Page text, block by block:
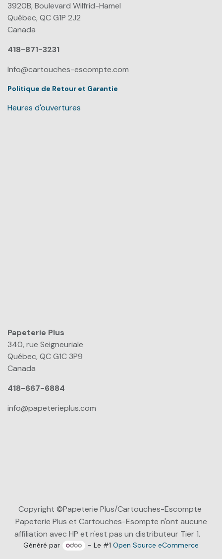
3920B, Boulevard Wilfrid-Hamel
Québec, QC G1P 2J2
Canada
418-871-3231
Info@cartouches-escompte.com
Politique de Retour et Garantie
Heures d'ouvertures
Papeterie Plus​
340, rue Seigneuriale
Québec, QC G1C 3P9
Canada
418-667-6884
info@papeterieplus.com
Copyright ©Papeterie Plus/Cartouches-Escompte
Papeterie Plus et Cartouches-Esompte n'ont aucune
affiliation avec HP et n'est pas un distributeur Tier 1.
Généré par - Le #1Open Source eCommerce